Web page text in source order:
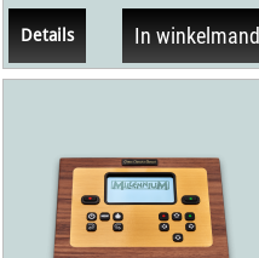
schaakcomputer, die toegang
biedt tot...
Details In winkelmand